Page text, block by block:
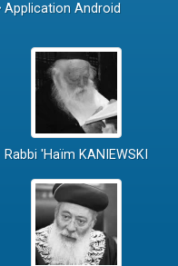
Application Android
Rabbi 'Haïm KANIEWSKI